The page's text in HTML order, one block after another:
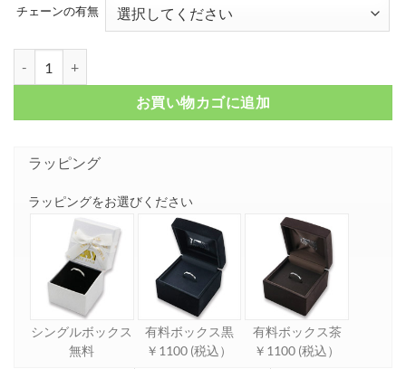
チェーンの有無
お買い物カゴに追加
ラッピング
ラッピングをお選びください
シングルボックス
無料
有料ボックス黒
￥1100 (税込）
有料ボックス茶
￥1100 (税込）